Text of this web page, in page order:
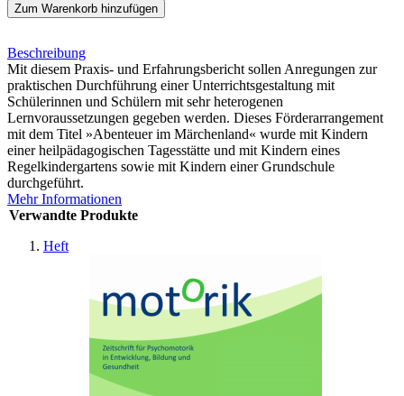
Zum Warenkorb hinzufügen
Beschreibung
Mit diesem Praxis- und Erfahrungsbericht sollen Anregungen zur
praktischen Durchführung einer Unterrichtsgestaltung mit
Schülerinnen und Schülern mit sehr heterogenen
Lernvoraussetzungen gegeben werden. Dieses Förderarrangement
mit dem Titel »Abenteuer im Märchenland« wurde mit Kindern
einer heilpäd­agogischen Tagesstätte und mit Kindern eines
Regelkindergartens sowie mit Kindern einer Grundschule
durchgeführt.
Mehr Informationen
Verwandte Produkte
Heft